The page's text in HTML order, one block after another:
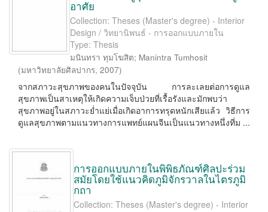
อาศัย
Collection: Theses (Master's degree) - Interior
Design / วิทยานิพนธ์ - การออกแบบภายใน
Type: Thesis
มนินทรา ทุมโฆสิต; Manintra Tumhosit
(มหาวิทยาลัยศิลปากร, 2007)
จากสภาวะสุขภาพของคนในปัจจุบัน การละเลยต่อการดูแล
สุขภาพเป็นสาเหตุให้เกิดความเจ็บป่วยที่เรื้อรังและมักพบว่า
สุขภาพอยู่ในสภาวะย่ำแย่เมื่อเกิดอาการทรุดหนักเสียแล้ว วิธีการ
ดูแลสุขภาพตามแนวทางการแพทย์แผนจีนเป็นแนวทางหนึ่งที่ม ...
การออกแบบภายในพิพิธภัณฑ์ศิลปะร่วม
สมัยโดยใช้แนวคิดภูมิจักรวาลในไตรภูมิ
กถา
Collection: Theses (Master's degree) - Interior